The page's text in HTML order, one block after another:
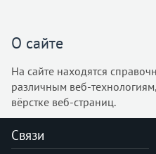
О сайте
На сайте находятся
различным веб-
вёрстке веб-страниц.
Связи